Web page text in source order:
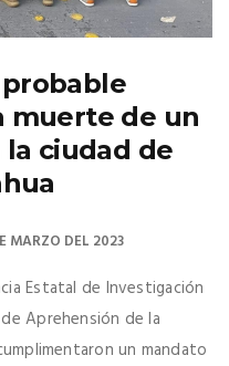
muerte de un
ciudad de
MARZO DEL 2023
Estatal de Investigación
Aprehensión de la
un mandato